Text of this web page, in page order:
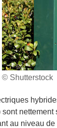
© Shutterstock
sont
au niveau